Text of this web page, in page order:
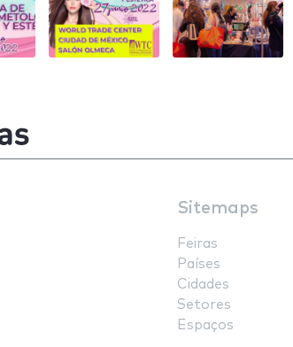
Sitemaps
Feiras
Países
Cidades
Setores
Espaços